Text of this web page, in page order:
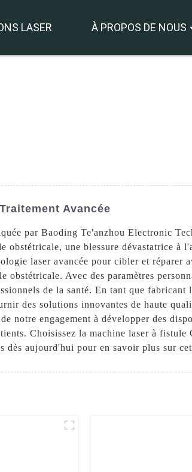
LASER À PROPOS DE NOUS
Avancée
par Baoding Te'anzhou Electronic
une blessure dévastatrice à
laser avancée pour cibler et réparer
Avec des paramètres
de la santé. En tant que fabricant
des solutions innovantes de haute
notre engagement à développer des
Choisissez la machine laser à fistule
dès aujourd'hui pour en savoir plus sur